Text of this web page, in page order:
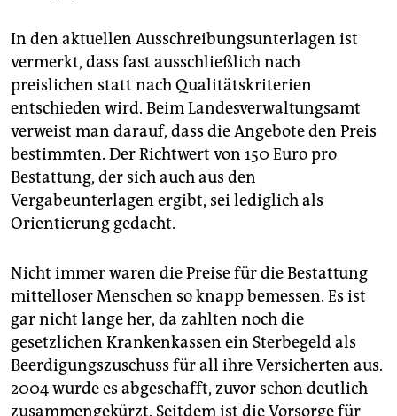
In den aktuellen Ausschreibungsunterlagen ist
vermerkt, dass fast ausschließlich nach
preislichen statt nach Qualitätskriterien
entschieden wird. Beim Landesverwaltungsamt
verweist man darauf, dass die Angebote den Preis
bestimmten. Der Richtwert von 150 Euro pro
Bestattung, der sich auch aus den
Vergabeunterlagen ergibt, sei lediglich als
Orientierung gedacht.
Nicht immer waren die Preise für die Bestattung
mittelloser Menschen so knapp bemessen. Es ist
gar nicht lange her, da zahlten noch die
gesetzlichen Krankenkassen ein Sterbegeld als
Beerdigungszuschuss für all ihre Versicherten aus.
2004 wurde es abgeschafft, zuvor schon deutlich
zusammengekürzt. Seitdem ist die Vorsorge für